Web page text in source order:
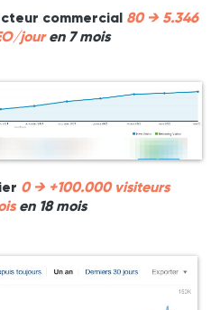
commercial 80 → 5.346
jouren 7 mois
0 → +100.000 visiteurs
en 18 mois